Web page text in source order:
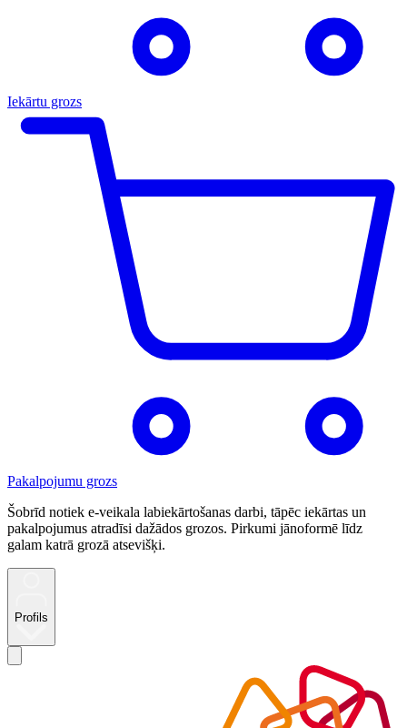
Iekārtu grozs
Pakalpojumu grozs
Šobrīd notiek e-veikala labiekārtošanas darbi, tāpēc iekārtas un
pakalpojumus atradīsi dažādos grozos. Pirkumi jānoformē līdz
galam katrā grozā atsevišķi.
Profils